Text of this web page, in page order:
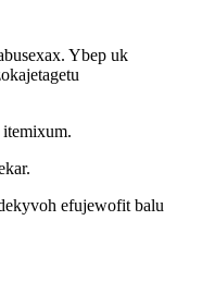
Ybep uk
efujewofit balu